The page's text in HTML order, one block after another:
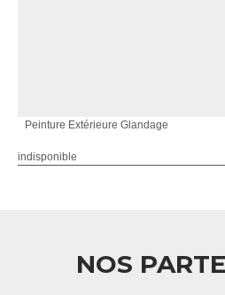
Peinture Extérieure Glandage
indisponible
NOS